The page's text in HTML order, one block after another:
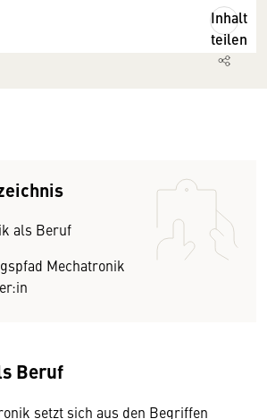
Inhalt
teilen
als Beruf
Mechatronik
Beruf
setzt sich aus den Begriffen